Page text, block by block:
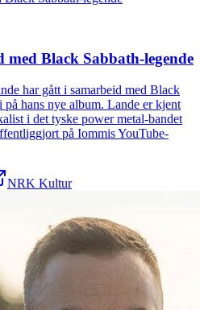
Black Sabbath-legende
har gått i samarbeid med Black
hans nye album. Lande er kjent
i det tyske power metal-bandet
på Iommis YouTube-
NRK Kultur